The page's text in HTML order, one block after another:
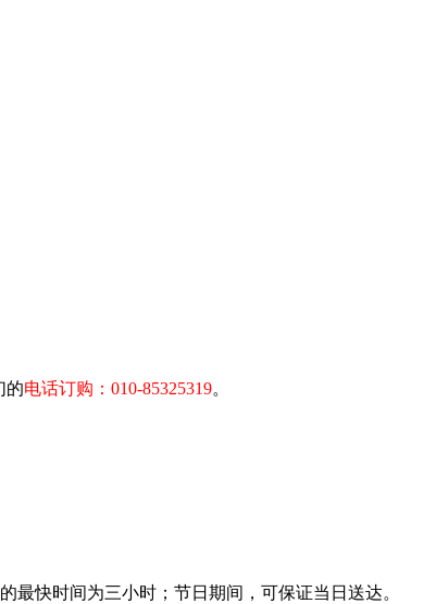
的电话订购：010-85325319。
最快时间为三小时；节日期间，可保证当日送达。